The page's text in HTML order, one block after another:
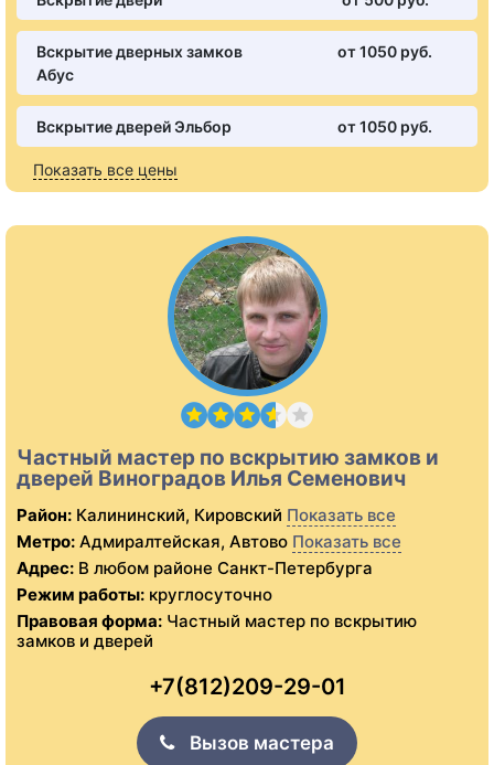
Вскрытие дверных замков
Абус
от 1050 pуб.
Вскрытие дверей Эльбор от 1050 pуб.
Показать все цены
Частный мастер по вскрытию замков и
дверей Виноградов Илья Семенович
Район: Калининский, Кировский Показать все
Метро: Адмиралтейская, Автово Показать все
Адрес: В любом районе Санкт-Петербурга
Режим работы: круглосуточно
Правовая форма: Частный мастер по вскрытию
замков и дверей
+7(812)209-29-01
Вызов мастера